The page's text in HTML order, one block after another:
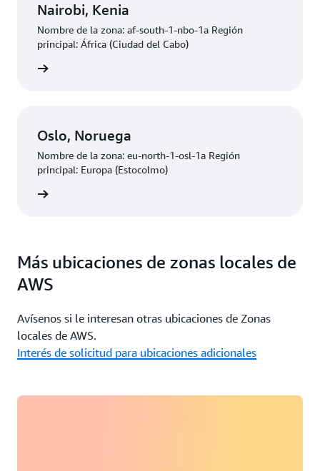
Nairobi, Kenia
Nombre de la zona: af-south-1-nbo-1a Región
principal: África (Ciudad del Cabo)
Oslo, Noruega
Nombre de la zona: eu-north-1-osl-1a Región
principal: Europa (Estocolmo)
Más ubicaciones de zonas locales de
AWS
Avísenos si le interesan otras ubicaciones de Zonas
locales de AWS.
Interés de solicitud para ubicaciones adicionales